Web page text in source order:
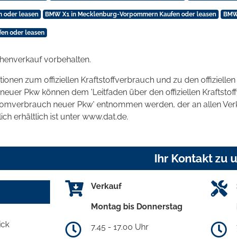
oder leasen BMW X1 in Mecklenburg-Vorpommern Kaufen oder leasen
oder leasen
vorbehalten.
zum offiziellen Kraftstoffverbrauch und zu den offiziellen
Pkw können dem 'Leitfaden über den offiziellen
neuer Pkw' entnommen werden, der an allen
erhältlich ist unter www.dat.de.
Ihr Kontakt zu
Verkauf
Montag bis Donnerstag
7.45 - 17.00 Uhr